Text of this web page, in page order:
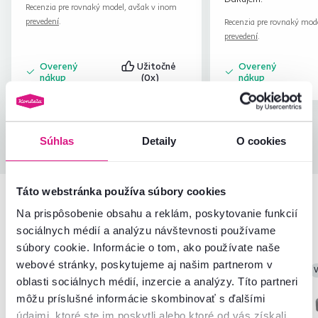
Súhlas Detaily O cookies
Táto webstránka používa súbory cookies
Na prispôsobenie obsahu a reklám, poskytovanie funkcií
sociálnych médií a analýzu návštevnosti používame
súbory cookie. Informácie o tom, ako používate naše
webové stránky, poskytujeme aj našim partnerom v
oblasti sociálnych médií, inzercie a analýzy. Títo partneri
môžu príslušné informácie skombinovať s ďalšími
údajmi, ktoré ste im poskytli alebo ktoré od vás získali,
Recenzia pre rovnaký model, avšak v inom
prevedení.
Overený
nákup
Užitočné
(0x)
Recenzia pre rovnaký
prevedení.
Overený
nákup
Všetky recenzie
Podobné produkty
Vynáška Vynáška